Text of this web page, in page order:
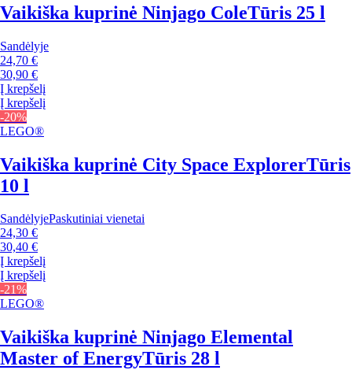
Vaikiška kuprinė Ninjago ColeTūris 25 l
Sandėlyje
24,70 €
30,90 €
Į krepšelį
Į krepšelį
-20%
LEGO®
Vaikiška kuprinė City Space ExplorerTūris
10 l
SandėlyjePaskutiniai vienetai
24,30 €
30,40 €
Į krepšelį
Į krepšelį
-21%
LEGO®
Vaikiška kuprinė Ninjago Elemental
Master of EnergyTūris 28 l